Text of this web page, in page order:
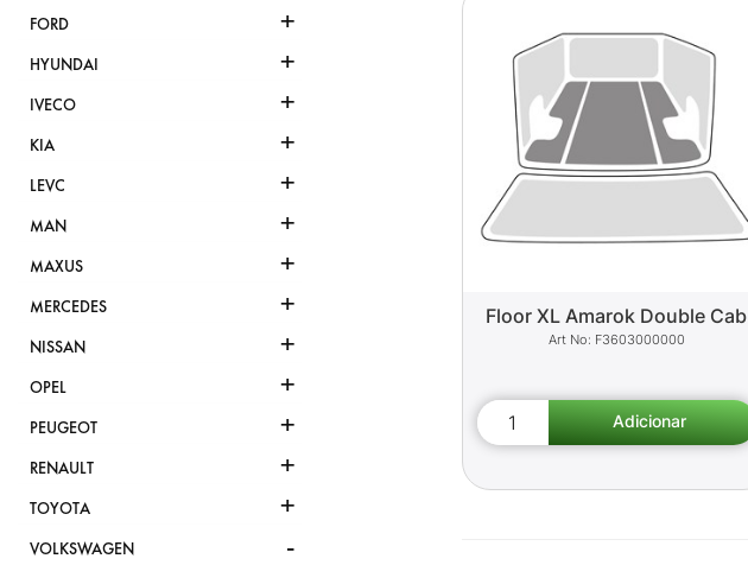
FORD +
HYUNDAI +
IVECO +
KIA +
LEVC +
MAN +
MAXUS +
MERCEDES +
NISSAN +
OPEL +
PEUGEOT +
RENAULT +
TOYOTA +
VOLKSWAGEN -
Floor XL Amarok Double Cab
F3603000000